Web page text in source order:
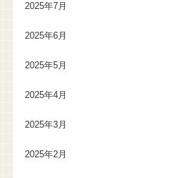
2025年7月
2025年6月
2025年5月
2025年4月
2025年3月
2025年2月